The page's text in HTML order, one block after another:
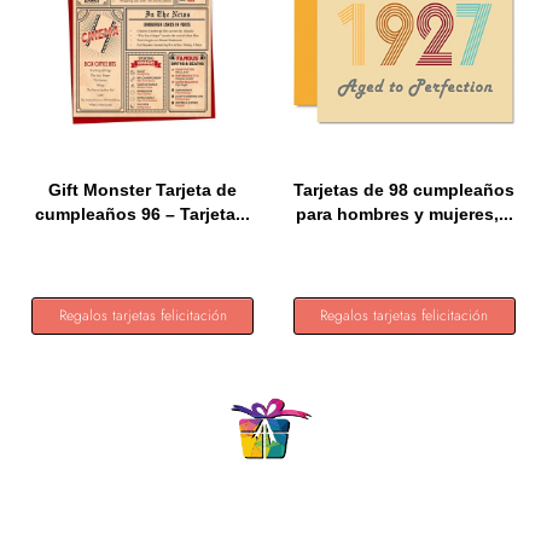
Gift Monster Tarjeta de
cumpleaños 96 – Tarjeta...
Regalos tarjetas felicitación
Tarjetas de 98 cumpleaños
para hombres y mujeres,...
Regalos tarjetas felicitación